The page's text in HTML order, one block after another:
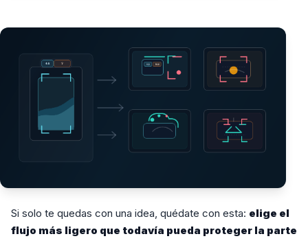
Si solo te quedas con una idea, quédate con esta: elige el
flujo más ligero que todavía pueda proteger la parte